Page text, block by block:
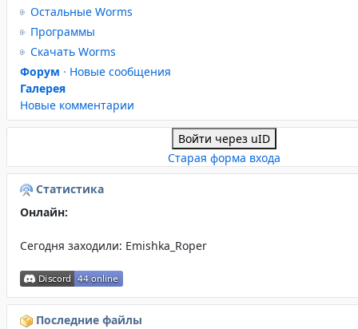
Остальные Worms
Программы
Скачать Worms
Форум · Новые сообщения
Галерея
Новые комментарии
Войти через uID
Старая форма входа
Статистика
Онлайн:
Сегодня заходили: Emishka_Roper
Последние файлы